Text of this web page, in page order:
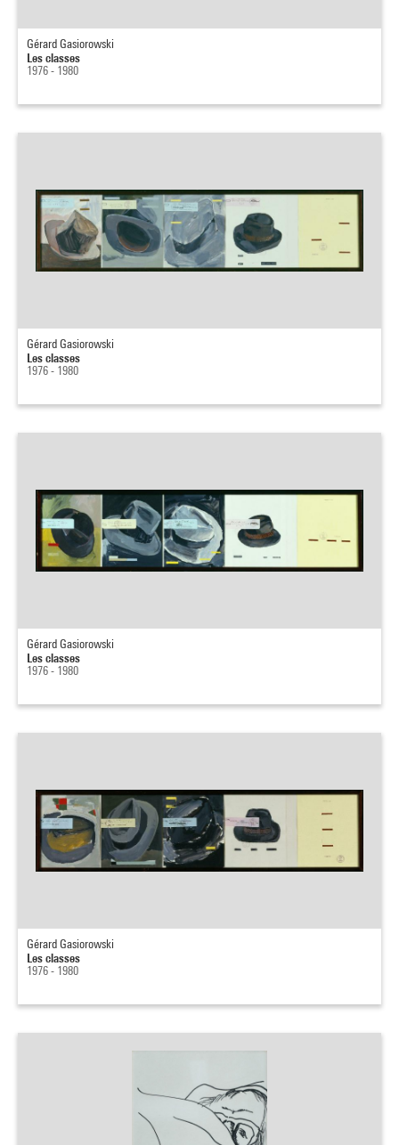
Gérard Gasiorowski
Les classes
1976 - 1980
Gérard Gasiorowski
Les classes
1976 - 1980
Gérard Gasiorowski
Les classes
1976 - 1980
Gérard Gasiorowski
Les classes
1976 - 1980